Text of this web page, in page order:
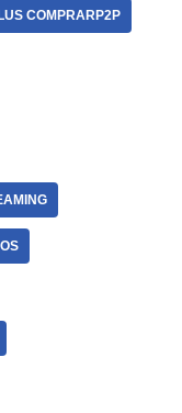
COMPRARP2P